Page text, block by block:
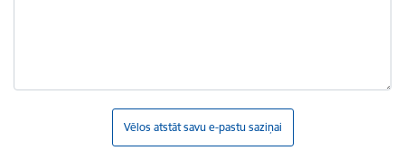
Vēlos atstāt savu e-pastu saziņai